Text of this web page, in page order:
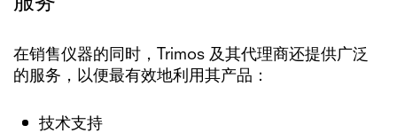
在销售仪器的同时，Trimos 及其代理商还提供广泛
的服务，以便最有效地利用其产品：
技术支持